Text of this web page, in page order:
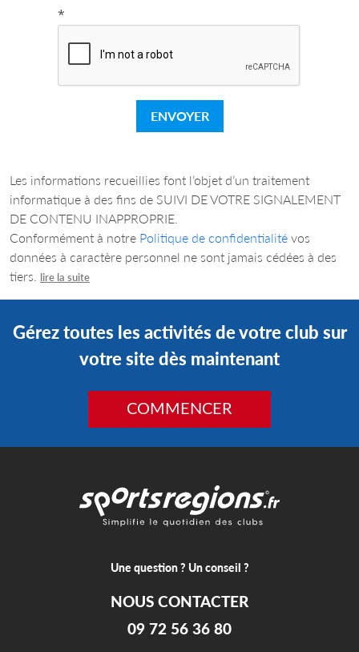
*
ENVOYER
Les informations recueillies font l’objet d’un traitement
informatique à des fins de SUIVI DE VOTRE SIGNALEMENT
DE CONTENU INAPPROPRIE.
Conformément à notre Politique de confidentialité vos
données à caractère personnel ne sont jamais cédées à des
tiers.
lire la suite
Gérez toutes les activités de votre club sur
votre site dès maintenant
COMMENCER
Une question ? Un conseil ?
NOUS CONTACTER
09 72 56 36 80